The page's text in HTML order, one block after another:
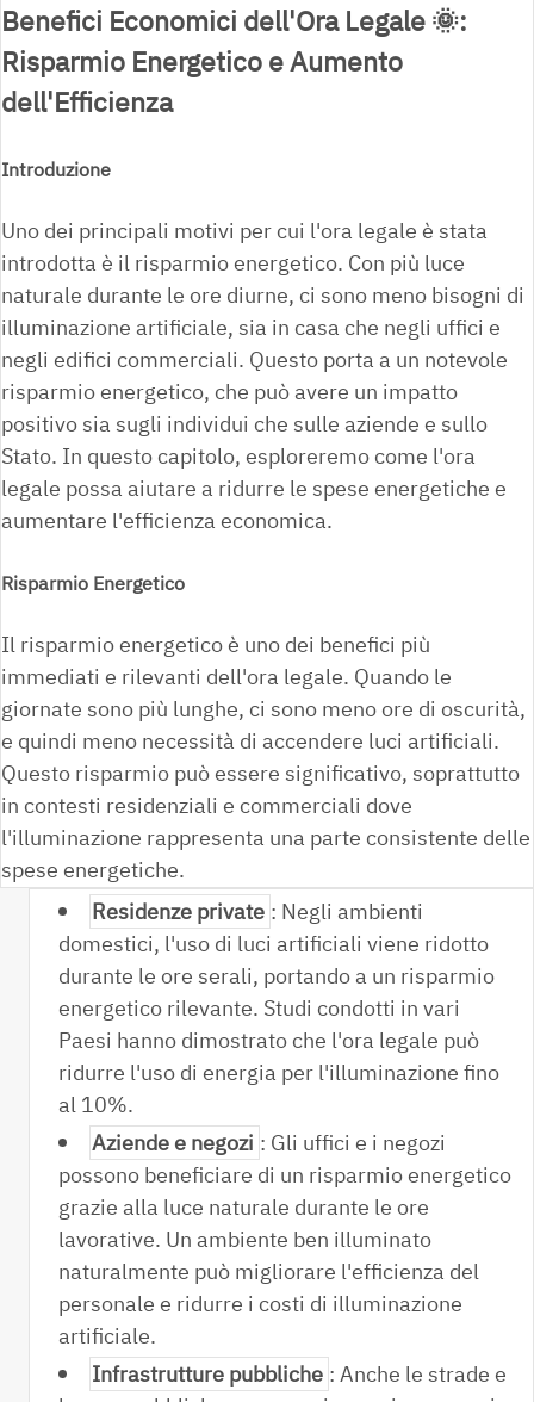
Benefici Economici dell'Ora Legale🌞:
Risparmio Energetico e Aumento
dell'Efficienza
Introduzione
Uno dei principali motivi per cui l'ora legale è stata
introdotta è il risparmio energetico. Con più luce
naturale durante le ore diurne, ci sono meno bisogni di
illuminazione artificiale, sia in casa che negli uffici e
negli edifici commerciali. Questo porta a un notevole
risparmio energetico, che può avere un impatto
positivo sia sugli individui che sulle aziende e sullo
Stato. In questo capitolo, esploreremo come l'ora
legale possa aiutare a ridurre le spese energetiche e
aumentare l'efficienza economica.
Risparmio Energetico
Il risparmio energetico è uno dei benefici più
immediati e rilevanti dell'ora legale. Quando le
giornate sono più lunghe, ci sono meno ore di oscurità,
e quindi meno necessità di accendere luci artificiali.
Questo risparmio può essere significativo, soprattutto
in contesti residenziali e commerciali dove
l'illuminazione rappresenta una parte consistente delle
spese energetiche.
Residenze private : Negli ambienti
domestici, l'uso di luci artificiali viene ridotto
durante le ore serali, portando a un risparmio
energetico rilevante. Studi condotti in vari
Paesi hanno dimostrato che l'ora legale può
ridurre l'uso di energia per l'illuminazione fino
al 10%.
Aziende e negozi : Gli uffici e i negozi
possono beneficiare di un risparmio energetico
grazie alla luce naturale durante le ore
lavorative. Un ambiente ben illuminato
naturalmente può migliorare l'efficienza del
personale e ridurre i costi di illuminazione
artificiale.
Infrastrutture pubbliche : Anche le strade e